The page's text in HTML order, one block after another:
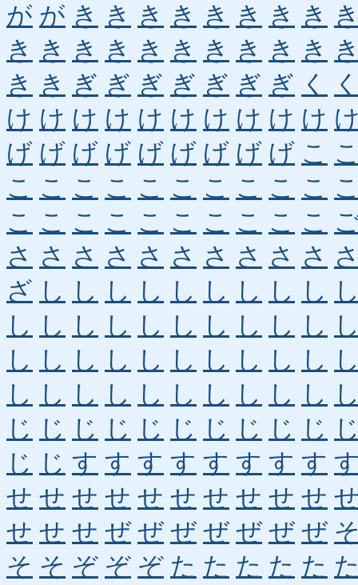
が が き き き き き き き き
き き き き き き き き き き
き き ぎ ぎ ぎ ぎ ぎ ぎ ぎ く
け け け け け け け け け け
げ げ げ げ げ げ げ げ げ こ
こ こ こ こ こ こ こ こ こ こ
こ こ こ こ こ こ こ こ こ こ
さ さ さ さ さ さ さ さ さ さ
ざ し し し し し し し し し
し し し し し し し し し し
し し し し し し し し し し
し し し し し し し し し し
じ じ じ じ じ じ じ じ じ じ
じ じ す す す す す す す す
せ せ せ せ せ せ せ せ せ せ
せ せ せ ぜ ぜ ぜ ぜ ぜ ぜ ぜ
そ そ ぞ ぞ ぞ た た た た た